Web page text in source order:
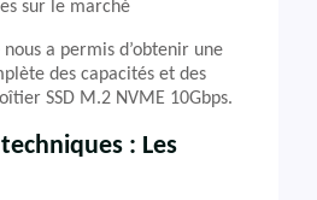
sur le marché
a permis d’obtenir une
des capacités et des
SSD M.2 NVME 10Gbps.
: Les